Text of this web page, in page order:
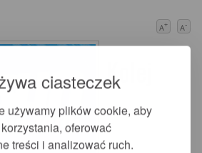
ciasteczek
używamy plików cookie, aby
oferować
treści i analizować ruch.
A+ A-
Kolej